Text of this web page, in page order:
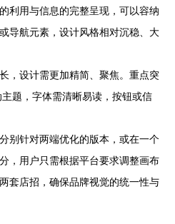
利用与信息的完整呈现，可以容纳
导航元素，设计风格相对沉稳、大
，设计需更加精简、聚焦。重点突
题，字体需清晰易读，按钮或信
别针对两端优化的版本，或在一个
，用户只需根据平台要求调整画布
套店招，确保品牌视觉的统一性与